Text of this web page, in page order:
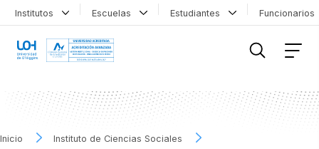
Institutos Escuelas Estudiantes
Inicio
Instituto de Ciencias Sociales